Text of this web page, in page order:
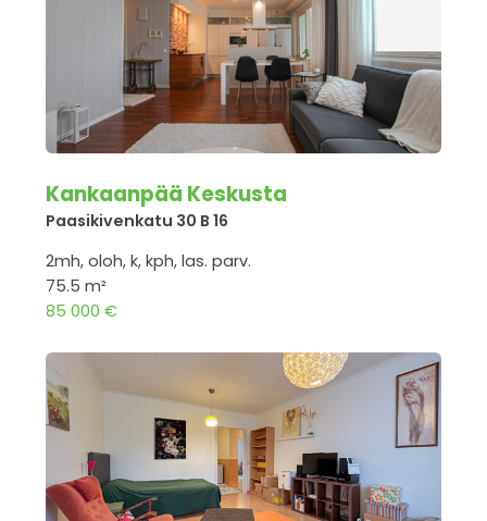
Kankaanpää Keskusta
Paasikivenkatu 30 B 16
2mh, oloh, k, kph, las. parv.
75.5 m²
85 000 €